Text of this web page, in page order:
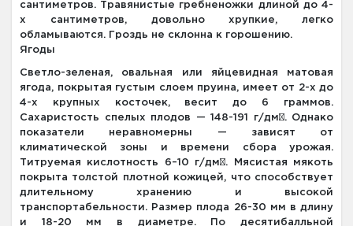
сантиметров. Травянистые гребненожки длиной до 4-
х сантиметров, довольно хрупкие, легко
обламываются. Гроздь не склонна к горошению.
Ягоды
Светло-зеленая, овальная или яйцевидная матовая
ягода, покрытая густым слоем пруина, имеет от 2-х до
4-х крупных косточек, весит до 6 граммов.
Сахаристость спелых плодов — 148-191 г/дм³. Однако
показатели неравномерны — зависят от
климатической зоны и времени сбора урожая.
Титруемая кислотность 6–10 г/дм³. Мясистая мякоть
покрыта толстой плотной кожицей, что способствует
длительному хранению и высокой
транспортабельности. Размер плода 26-30 мм в длину
и 18-20 мм в диаметре. По десятибалльной